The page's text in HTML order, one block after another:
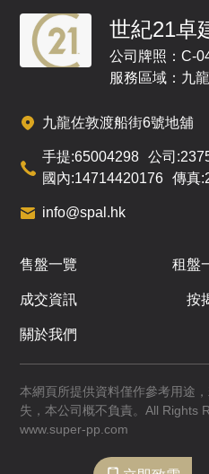
F
15
F
16
/
F
$1,180.2萬
2
已
3房
$1,189.6萬
已售
2
477呎
$1,199.3萬
A
477呎
3房
$1,208.8萬
已售
B
2
已
世紀21卓
公司牌照：C-
服務區域：九
九龍佐敦渡船街6號地舖
手提:65004298 公司:
國內:14714420176 傳真:
info@spal.hk
售盤一覽 租盤
成交資訊 按
關於我們
本網頁所提供資料僅作參考用途
失，本公司概不負責。All Rights
www.super-pp.com